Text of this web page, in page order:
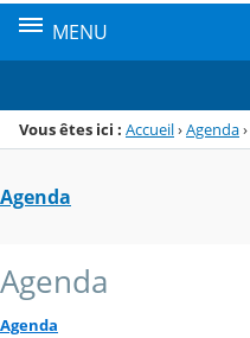
MENU
Vous êtes ici : Accueil›Agenda›
Agenda
Agenda
Agenda